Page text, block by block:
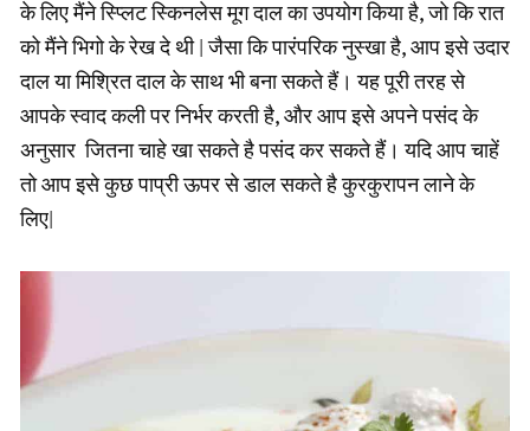
के लिए मैंने स्प्लिट स्किनलेस मूग दाल का उपयोग किया है, जो कि रात
को मैंने भिगो के रेख दे थी | जैसा कि पारंपरिक नुस्खा है, आप इसे उदार
दाल या मिश्रित दाल के साथ भी बना सकते हैं। यह पूरी तरह से
आपके स्वाद कली पर निर्भर करती है, और आप इसे अपने पसंद के
अनुसार जितना चाहे खा सकते है पसंद कर सकते हैं। यदि आप चाहें
तो आप इसे कुछ पाप्री ऊपर से डाल सकते है कुरकुरापन लाने के
लिए|